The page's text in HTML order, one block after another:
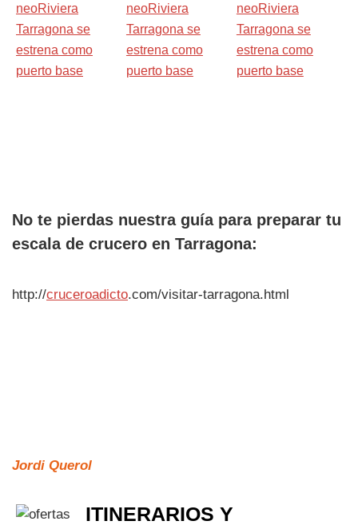
No te pierdas nuestra guía para preparar tu
escala de crucero en Tarragona:
http://cruceroadicto.com/visitar-tarragona.html
Jordi Querol
ITINERARIOS Y